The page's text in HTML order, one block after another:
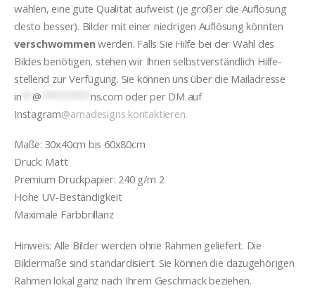
wählen, eine gute Qualität aufweist (je größer die Auflösung
desto besser). Bilder mit einer niedrigen Auflösung könnten
verschwommenwerden. Falls Sie Hilfe bei der Wahl des
Bildes benötigen, stehen wir Ihnen selbstverständlich Hilfe-
stellend zur Verfügung. Sie können uns über die Mailadresse
in **@ ns.com oder per DM auf
Instagram@arnadesigns kontaktieren.
Maße: 30x40cm bis 60x80cm
Druck: Matt
Premium Druckpapier: 240 g/m 2
Hohe UV-Beständigkeit
Maximale Farbbrillanz
Hinweis: Alle Bilder werden ohne Rahmen geliefert. Die
Bildermaße sind standardisiert. Sie können die dazugehörigen
Rahmen lokal ganz nach Ihrem Geschmack beziehen.